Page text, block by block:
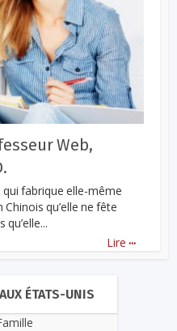
Web,
fabrique elle-même
qu’elle ne fête
Lire ...
ÉTATS-UNIS